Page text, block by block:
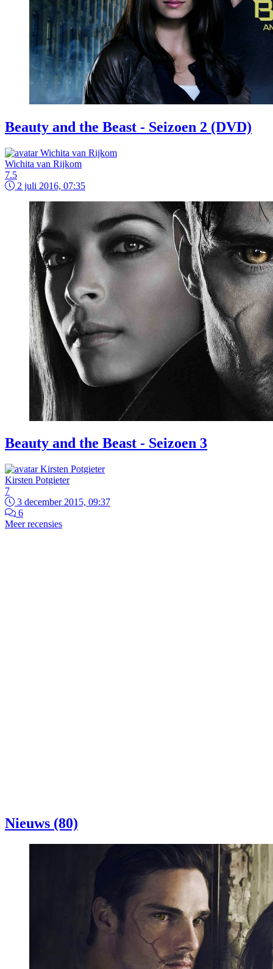
Beauty and the Beast - Seizoen 2 (DVD)
Wichita van Rijkom
7.5
2 juli 2016, 07:35
Beauty and the Beast - Seizoen 3
Kirsten Potgieter
7
3 december 2015, 09:37
6
Meer recensies
Nieuws (80)